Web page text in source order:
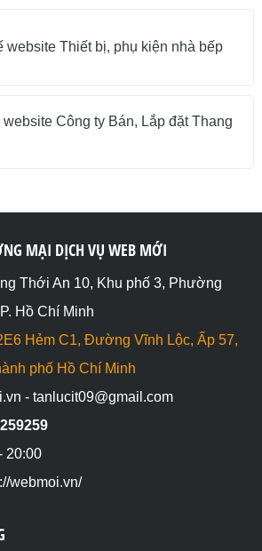
website Thiết bị, phụ kiện nhà bếp
website Công ty Bán, Lắp đặt Thang
MẠI DỊCH VỤ WEB MỚI
Thới An 10, Khu phố 3, Phường
Hồ Chí Minh
Hẻm C1, Đường Vĩnh Lộc, Ấp 57,
phố Hồ Chí Minh
- tanlucit09@gmail.com
20:00
webmoi.vn/